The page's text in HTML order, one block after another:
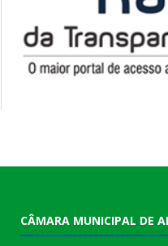
CÂMARA MUNICIPAL DE